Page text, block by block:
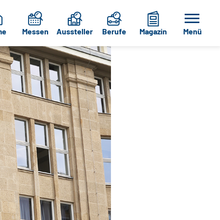
Messen Aussteller Berufe Magazin Menü